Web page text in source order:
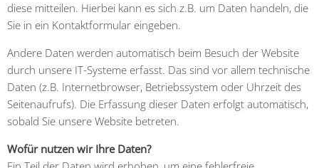
diese mitteilen. Hierbei kann es sich z.B. um Daten handeln, die
Sie in ein Kontaktformular eingeben.
Andere Daten werden automatisch beim Besuch der Website
durch unsere IT-Systeme erfasst. Das sind vor allem technische
Daten (z.B. Internetbrowser, Betriebssystem oder Uhrzeit des
Seitenaufrufs). Die Erfassung dieser Daten erfolgt automatisch,
sobald Sie unsere Website betreten.
Wofür nutzen wir Ihre Daten?